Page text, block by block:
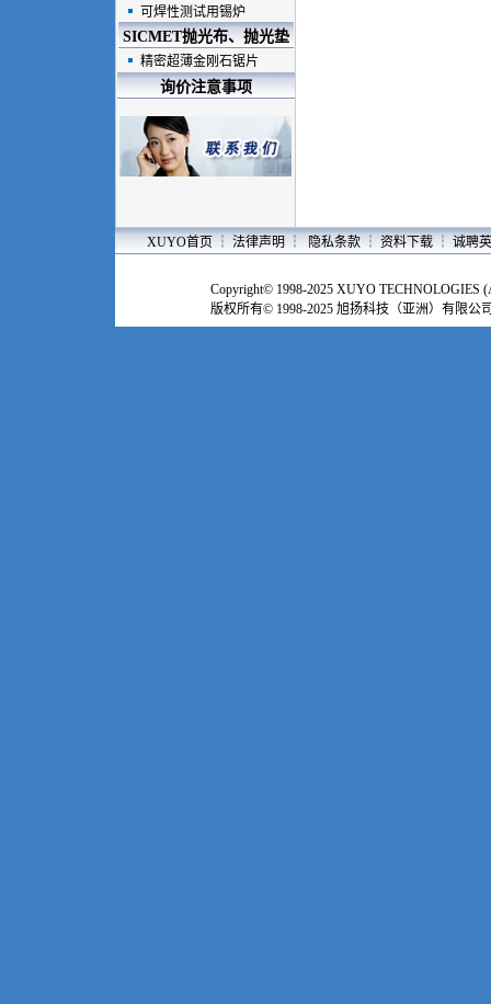
可焊性测试用锡炉
SICMET抛光布、抛光垫
精密超薄金刚石锯片
询价注意事项
XUYO首页 ┆ 法律声明 ┆ 隐私条款 ┆ 资料下载 ┆ 诚聘
Copyright© 1998-2025 XUYO TECHNOLOGIES
版权所有© 1998-2025 旭扬科技（亚洲）有限公